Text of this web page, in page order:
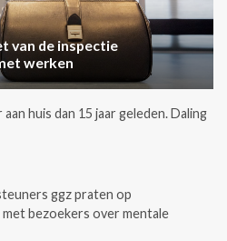
van de inspectie
werken
huis dan 15 jaar geleden. Daling
ggz praten op
bezoekers over mentale